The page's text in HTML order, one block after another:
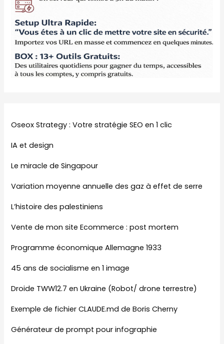
Oseox Strategy : Votre stratégie SEO en 1 clic
IA et design
Le miracle de Singapour
Variation moyenne annuelle des gaz à effet de serre
L’histoire des palestiniens
Vente de mon site Ecommerce : post mortem
Programme économique Allemagne 1933
45 ans de socialisme en 1 image
Droide TWW12.7 en Ukraine (Robot/ drone terrestre)
Exemple de fichier CLAUDE.md de Boris Cherny
Générateur de prompt pour infographie